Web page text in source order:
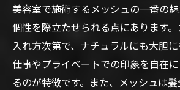
立体感を生み出すメッシュの入
美容室メッシュで立体感を
のコツ
動きを出す美容室メッシュ
美容室で施術するメッシュの一番の
個性を際立たせられる点にあります
入れ方次第で、ナチュラルにも大胆に
仕事やプライベートでの印象を自在
るのが特徴です。また、メッシュは